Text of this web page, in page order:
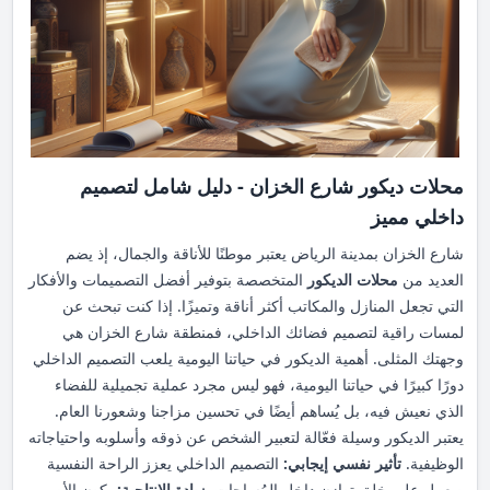
شخصيتك بكل تفاصيله.#مداخل_منازل
تصميم_داخلي
ديكور_منزلي #تنظيم_المنازل #الجمال_والراحة
المدخل صغيرًا، يمكنك اختيار قطع أثاث متعددة الوظائف، مثل الخزائن
الصغيرة أو الأرفف المثبتة على الجدران. أما إذا كان المدخل واسعًا،
فإن إيكيا توفر خيارات أكبر مثل خزائن الأحذية الواسعة أو المقاعد
المصممة لتناسب مختلف الاستخدامات. منتجات إيكيا المثالية
للمساحات الصغيرة خزائن الأحذية الصغيرة Slim Shoe Cabinet.
أرفف تثبت على الجدران متعددة الاستخدامات. مرايا مثبتة فوق
الخزائن لتوفير مساحة إضافية. تساعدك هذه المنتجات في استغلال
المساحات الصغيرة بشكل أفضل دون التضحية بالجماليات. منتجات
إيكيا المثالية للمداخل الكبيرة خزائن الأحذية الكبيرة. مقاعد خشبية ذات
تصميمات أنيقة. مكان لتعليق الملابس أو الحقائب. مثل هذه الخيارات
تضيف لمسة فاخرة إلى مداخل الشقق ذات المساحات الكبيرة. إضافة
العناصر الجمالية العملية إضافة العناصر الجمالية والمراعاة البسيطة
في تصميم مدخل الشقة يجعل الأمر ليس فقط أكثر تناغمًا، بل أيضًا
يضيف لمسات من السعادة والراحة النفسية. إيكيا تُقدم حلولًا مبتكرة
لتزيين مداخل الشقق، بدءًا من استخدام الأنماط العصرية إلى الألوان
التي تناسب مختلف الأذواق. اختيار الألوان والأشكال المناسبة تعتمد
إيكيا في تصميم منتجاتها على الألوان العصرية مثل الأبيض والأسود إلى
جانب الألوان الدافئة التي ترتبط بالخشب الطبيعي. علاوة على ذلك،
محلات ديكور شارع الخزان - دليل شامل لتصميم
داخلي مميز
شارع الخزان بمدينة الرياض يعتبر موطنًا للأناقة والجمال، إذ يضم
العديد من محلات الديكور المتخصصة بتوفير أفضل التصميمات والأفكار
التي تجعل المنازل والمكاتب أكثر أناقة وتميزًا. إذا كنت تبحث عن
لمسات راقية لتصميم فضائك الداخلي، فمنطقة شارع الخزان هي
وجهتك المثلى. أهمية الديكور في حياتنا اليومية يلعب التصميم الداخلي
دورًا كبيرًا في حياتنا اليومية، فهو ليس مجرد عملية تجميلية للفضاء
الذي نعيش فيه، بل يُساهم أيضًا في تحسين مزاجنا وشعورنا العام.
يعتبر الديكور وسيلة فعّالة لتعبير الشخص عن ذوقه وأسلوبه واحتياجاته
الوظيفية. تأثير نفسي إيجابي: التصميم الداخلي يعزز الراحة النفسية